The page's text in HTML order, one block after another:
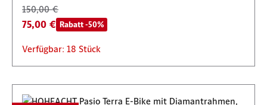
150,00 €
75,00 € Rabatt -50%
Verfügbar: 18 Stück